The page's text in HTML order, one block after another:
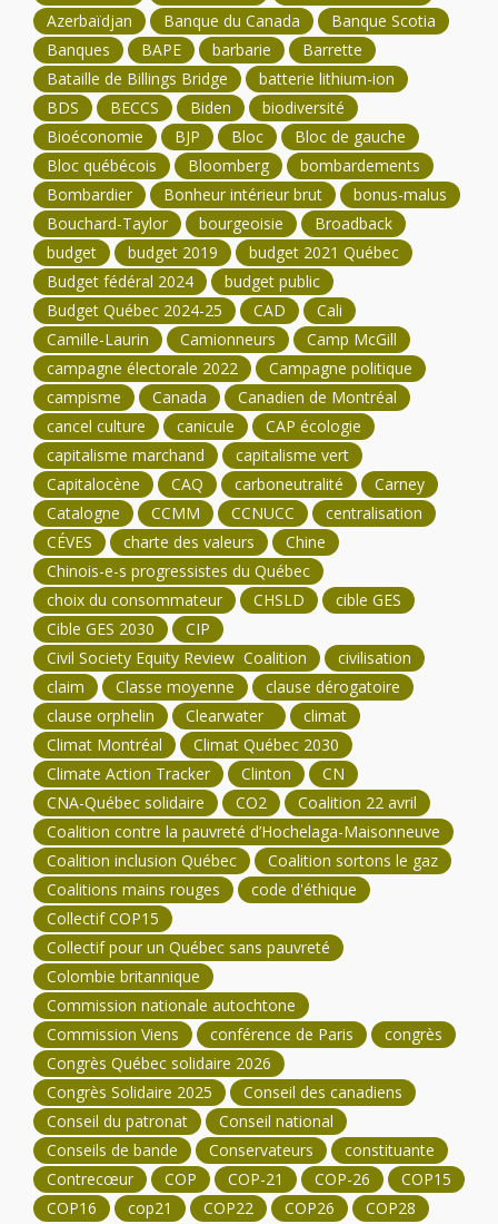
Azerbaïdjan
Banque du Canada
Banque Scotia
Banques
BAPE barbarie
Barrette
Bataille de Billings Bridge
batterie lithium-ion
BDS
BECCS Biden
biodiversité
Bioéconomie
BJP Bloc
Bloc de gauche
Bloc québécois
Bloomberg
bombardements
Bombardier
Bonheur intérieur brut
bonus-malus
Bouchard-Taylor
bourgeoisie
Broadback
budget
budget 2019
budget 2021 Québec
Budget fédéral 2024
budget public
Budget Québec 2024-25
CAD
Cali
Camille-Laurin
Camionneurs
Camp McGill
campagne électorale 2022
Campagne politique
campisme
Canada
Canadien de Montréal
cancel culture
canicule
CAP écologie
capitalisme marchand
capitalisme vert
Capitalocène
CAQ carboneutralité
Carney
Catalogne
CCMM CCNUCC
centralisation
CÉVES
charte des valeurs
Chine
Chinois-e-s progressistes du Québec
choix du consommateur
CHSLD
cible GES
Cible GES 2030
CIP
Civil Society Equity Review Coalition
civilisation
claim
Classe moyenne
clause dérogatoire
clause orphelin
Clearwater
climat
Climat Montréal
Climat Québec 2030
Climate Action Tracker
Clinton
CN
CNA-Québec solidaire
CO2
Coalition 22 avril
Coalition contre la pauvreté d’Hochelaga-Maisonneuve
Coalition inclusion Québec
Coalition sortons le gaz
Coalitions mains rouges
code d'éthique
Collectif COP15
Collectif pour un Québec sans pauvreté
Colombie britannique
Commission nationale autochtone
Commission Viens
conférence de Paris
congrès
Congrès Québec solidaire 2026
Congrès Solidaire 2025
Conseil des canadiens
Conseil du patronat
Conseil national
Conseils de bande
Conservateurs
constituante
Contrecœur
COP COP-21 COP-26
COP15
COP16
cop21 COP22 COP26
COP28